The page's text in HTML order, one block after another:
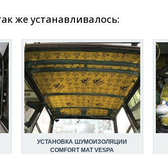
же устанавливалось:
УСТАНОВКА ШУМОИЗОЛЯЦИИ
COMFORT MAT VESPA